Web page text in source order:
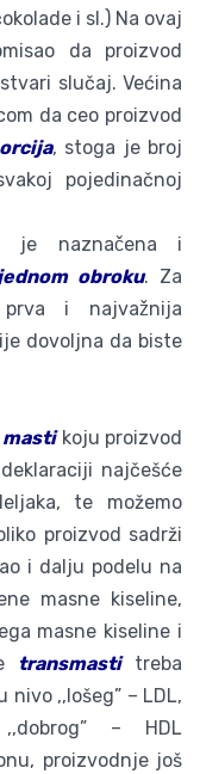
i sl.) Na ovaj
da proizvod
slučaj. Većina
da ceo proizvod
, stoga je broj
pojedinačnoj
je naznačena i
obroku. Za
i najvažnija
dovoljna da biste
mastikoju proizvod
najčešće
te možemo
proizvod sadrži
i dalju podelu na
masne kiseline,
masne kiseline i
transmastitreba
,,lošeg” – LDL,
– HDL
proizvodnje još